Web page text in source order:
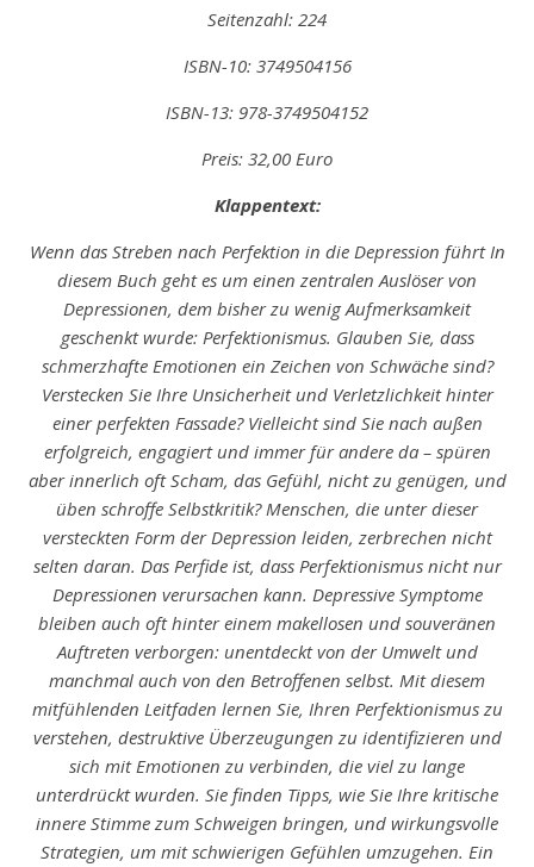
Seitenzahl: 224
ISBN-10: ‎3749504156
ISBN-13: 978-3749504152
Preis: 32,00 Euro
Klappentext:
Wenn das Streben nach Perfektion in die Depression führt In
diesem Buch geht es um einen zentralen Auslöser von
Depressionen, dem bisher zu wenig Aufmerksamkeit
geschenkt wurde: Perfektionismus. Glauben Sie, dass
schmerzhafte Emotionen ein Zeichen von Schwäche sind?
Verstecken Sie Ihre Unsicherheit und Verletzlichkeit hinter
einer perfekten Fassade? Vielleicht sind Sie nach außen
erfolgreich, engagiert und immer für andere da – spüren
aber innerlich oft Scham, das Gefühl, nicht zu genügen, und
üben schroffe Selbstkritik? Menschen, die unter dieser
versteckten Form der Depression leiden, zerbrechen nicht
selten daran. Das Perfide ist, dass Perfektionismus nicht nur
Depressionen verursachen kann. Depressive Symptome
bleiben auch oft hinter einem makellosen und souveränen
Auftreten verborgen: unentdeckt von der Umwelt und
manchmal auch von den Betroffenen selbst. Mit diesem
mitfühlenden Leitfaden lernen Sie, Ihren Perfektionismus zu
verstehen, destruktive Überzeugungen zu identifizieren und
sich mit Emotionen zu verbinden, die viel zu lange
unterdrückt wurden. Sie finden Tipps, wie Sie Ihre kritische
innere Stimme zum Schweigen bringen, und wirkungsvolle
Strategien, um mit schwierigen Gefühlen umzugehen. Ein